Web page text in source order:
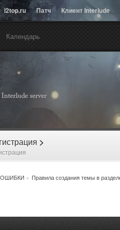
l2top.ru Патч Клиент Interlude
Календарь
>
ОШИБКИ » Правила создания темы в